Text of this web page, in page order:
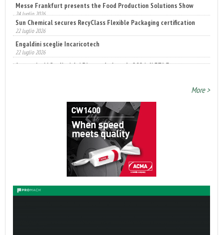
Sun Chemical secures RecyClass Flexible Packaging certification
22 luglio 2026
Engaldini sceglie Incaricotech
22 luglio 2026
Annunciati i finalisti dei Diamonds Awards 2026 di FTA Europe
14 luglio 2026
More >